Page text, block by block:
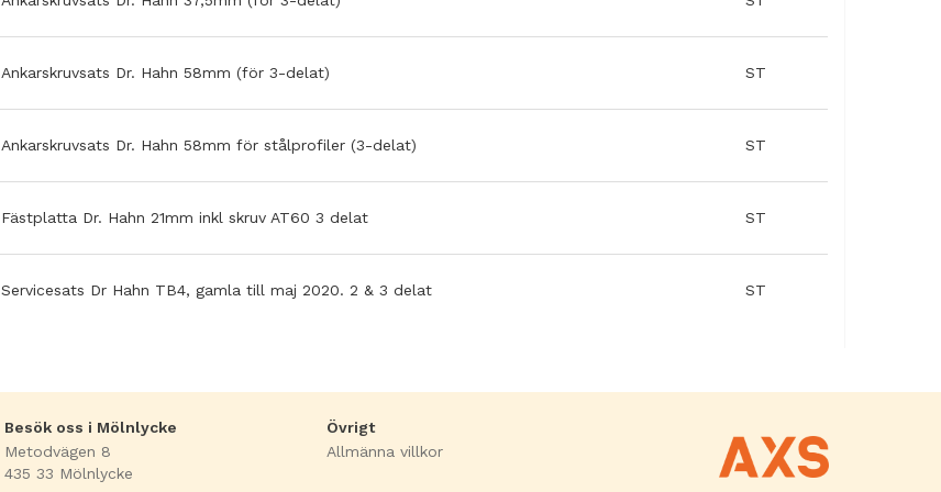
Ankarskruvsats Dr. Hahn 58mm (för 3-delat) ST
Ankarskruvsats Dr. Hahn 58mm för stålprofiler (3-delat) ST
Fästplatta Dr. Hahn 21mm inkl skruv AT60 3 delat ST
Servicesats Dr Hahn TB4, gamla till maj 2020. 2 & 3 delat ST
Besök oss i Mölnlycke
Metodvägen 8
435 33 Mölnlycke
Övrigt
Allmänna villkor